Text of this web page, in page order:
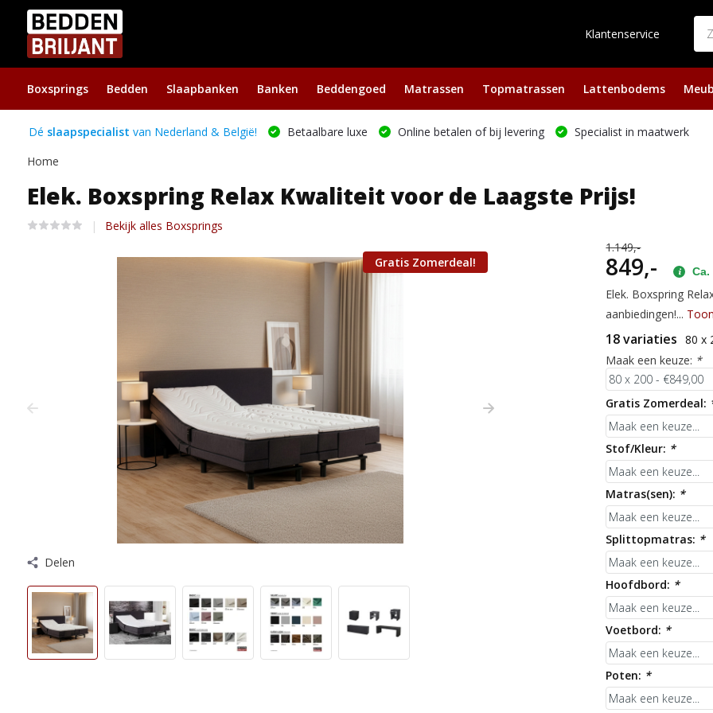
Klantenservice
Boxsprings Bedden Slaapbanken Banken Beddengoed Matrassen Topmatrassen Lattenbodems
Dé slaapspecialist van Nederland & België! Betaalbare luxe Online betalen of bij levering
Specialist in maatwerk
Home
Elek. Boxspring Relax Kwaliteit voor de Laagste Prijs!
Bekijk alles Boxsprings
Gratis Zomerdeal!
Delen
1.149,-
849,-
Elek. Boxspring
aanbiedingen!...
18 variaties 80 x
Maak een keuze: *
Gratis Zomerdeal:
Stof/Kleur: *
Matras(sen): *
Splittopmatras: *
Hoofdbord: *
Voetbord: *
Poten: *